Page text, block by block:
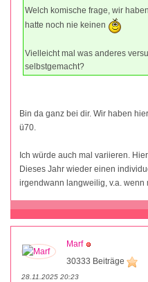
Welch komische frage, wir
hatte noch nie keinen
Vielleicht mal was anderes
selbstgemacht?
Bin da ganz bei dir. Wir haben
ü70.
Ich würde auch mal variieren.
Dieses Jahr wieder einen
irgendwann langweilig, v.a.
Marf
30333 Beiträge
28.11.2025 20:23